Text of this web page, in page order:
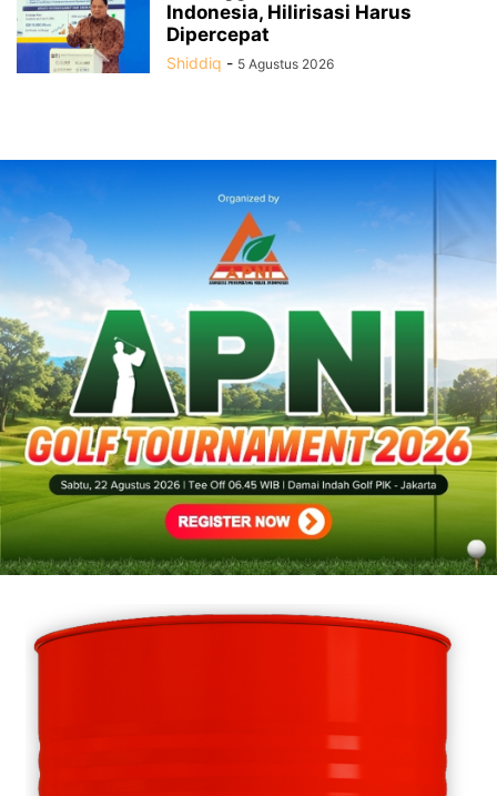
Indonesia, Hilirisasi Harus
Dipercepat
Shiddiq - 5 Agustus 2026